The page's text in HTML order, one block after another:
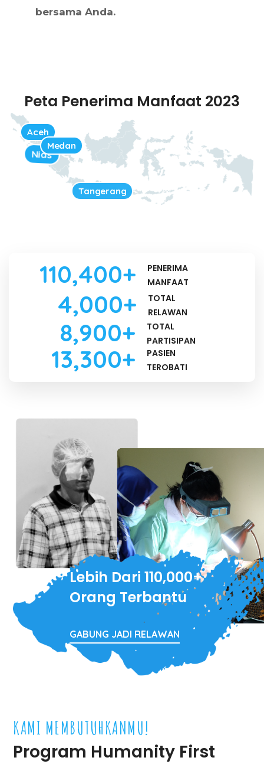
bersama Anda.
Peta Penerima Manfaat 2023
Aceh
Nias
Medan
Tangerang
BantenJakarta
110,400+
PENERIMA
MANFAAT
4,000+
TOTAL
RELAWAN
13,300+
PASIEN
TEROBATI
8,900+
TOTAL
PARTISIPAN
Lebih Dari 110,000+
Orang Terbantu
GABUNG JADI RELAWAN
KAMI MEMBUTUHKANMU!
Program Humanity First